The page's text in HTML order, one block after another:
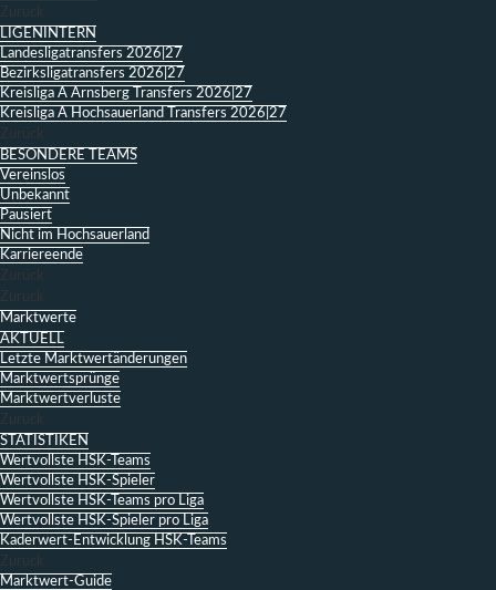
Zurück
LIGENINTERN
Landesligatransfers 2026|27
Bezirksligatransfers 2026|27
Kreisliga A Arnsberg Transfers 2026|27
Kreisliga A Hochsauerland Transfers 2026|27
Zurück
BESONDERE TEAMS
Vereinslos
Unbekannt
Pausiert
Nicht im Hochsauerland
Karriereende
Zurück
Zurück
Marktwerte
AKTUELL
Letzte Marktwertänderungen
Marktwertsprünge
Marktwertverluste
Zurück
STATISTIKEN
Wertvollste HSK-Teams
Wertvollste HSK-Spieler
Wertvollste HSK-Teams pro Liga
Wertvollste HSK-Spieler pro Liga
Kaderwert-Entwicklung HSK-Teams
Zurück
Marktwert-Guide